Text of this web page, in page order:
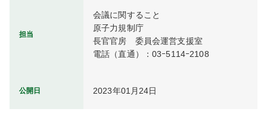
担当
会議に関すること
原子力規制庁
長官官房　委員会運営支援室
電話（直通）：03ｰ5114ｰ2108
公開日 2023年01月24日